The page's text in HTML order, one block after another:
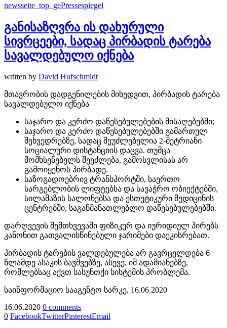
newsseite_top_gePressespiegel
განისაზღვრა ის დახურული
სივრცეები, სადაც პირბადის ტარება
სავალდებულო იქნება
written by David Hufschmidt
მთავრობის დადგენილების მიხედვით, პირბადის ტარება
სავალდებულო იქნება
საჯარო და კერძო დაწესებულებების მისაღებებში;
საჯარო და კერძო დაწესებულებებში გამართულ
შეხვედრებზე, სადაც შეუძლებელია 2-მეტრიანი
სოციალური დისტანციის დაცვა. თუმცა
მომხსენებელს შეეძლება, გამოსვლისას არ
გამოიყენოს პირბადე.
საზოგადოებრივ ტრანსპორტში, საერთო
სარგებლობის ლიფტებსა და სავაჭრო ობიექტებში,
სილამაზის სალონებსა და ესთეტიკური მედიცინის
ცენტრებში, საგანმანათლებლო დაწესებულებებში.
დარღვევის შემთხვევაში ფიზიკურ და იურიდიულ პირებს
კანონით გათვალისწინებული ჯარიმები დაეკისრებათ.
პირბადის ტარების ვალდებულება არ გავრცელდება 6
წლამდე ასაკის ბავშვებზე, ასევე, იმ ადამიანებზე,
რომლებსაც აქვთ სასუნთქი სისტემის პრობლემა.
საინფორმაციო სააგენტო სარკე, 16.06.2020
16.06.2020 0 comments
0 FacebookTwitterPinterestEmail